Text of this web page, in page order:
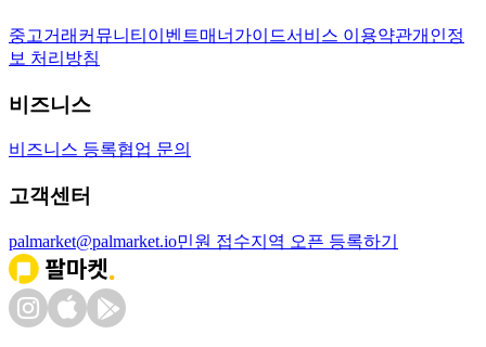
중고거래 커뮤니티 이벤트매너가이드서비스 이용약관개인정
보 처리방침
비즈니스
비즈니스 등록협업 문의
고객센터
palmarket@palmarket.io민원 접수지역 오픈 등록하기